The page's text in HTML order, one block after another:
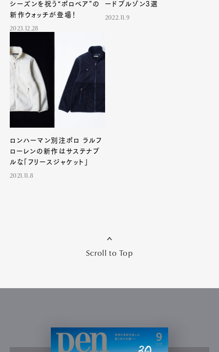
Art&Design Watch
Official Columnist
シーズンを祝う“ポロベア”の
新作ウォッチが登場！
2023.12.28
ードブルゾン3選
2022.11.9
ロンハーマン別注ポロ ラルフ
ローレンの新作はサステナブ
ルな「フリースジャケット」
2021.11.8
Scroll to Top